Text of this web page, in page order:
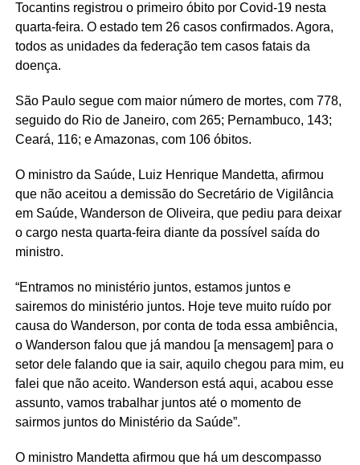
Tocantins registrou o primeiro óbito por Covid-19 nesta
quarta-feira. O estado tem 26 casos confirmados. Agora,
todos as unidades da federação tem casos fatais da
doença.
São Paulo segue com maior número de mortes, com 778,
seguido do Rio de Janeiro, com 265; Pernambuco, 143;
Ceará, 116; e Amazonas, com 106 óbitos.
O ministro da Saúde, Luiz Henrique Mandetta, afirmou
que não aceitou a demissão do Secretário de Vigilância
em Saúde, Wanderson de Oliveira, que pediu para deixar
o cargo nesta quarta-feira diante da possível saída do
ministro.
“Entramos no ministério juntos, estamos juntos e
sairemos do ministério juntos. Hoje teve muito ruído por
causa do Wanderson, por conta de toda essa ambiência,
o Wanderson falou que já mandou [a mensagem] para o
setor dele falando que ia sair, aquilo chegou para mim, eu
falei que não aceito. Wanderson está aqui, acabou esse
assunto, vamos trabalhar juntos até o momento de
sairmos juntos do Ministério da Saúde”.
O ministro Mandetta afirmou que há um descompasso